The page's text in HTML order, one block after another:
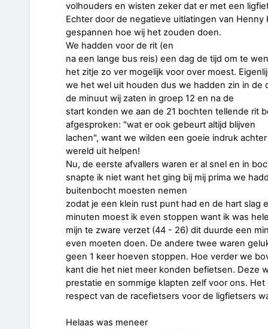
volhouders en wisten zeker dat er met een
Echter door de negatieve uitlatingen van
gespannen hoe wij het zouden doen.
We hadden voor de rit (en
na een lange bus reis) een dag de tijd om te
het zitje zo ver mogelijk voor over moest.
we het wel uit houden dus we hadden zin in de
de minuut wij zaten in groep 12 en na de
start konden we aan de 21 bochten tellende rit
afgesproken: "wat er ook gebeurt altijd blijven
lachen", want we wilden een goeie indruk
wereld uit helpen!
Nu, de eerste afvallers waren er al snel en in
snapte ik niet want het ging bij mij prima we
buitenbocht moesten nemen
zodat je een klein rust punt had en de hart slag
minuten moest ik even stoppen want ik was
mijn te zware verzet (44 - 26) dit duurde een
even moeten doen. De andere twee waren
geen 1 keer hoeven stoppen. Hoe verder we
kant die het niet meer konden befietsen. Deze
prestatie en sommige klapten zelf voor ons. Het
respect van de racefietsers voor de ligfietsers
Helaas was meneer